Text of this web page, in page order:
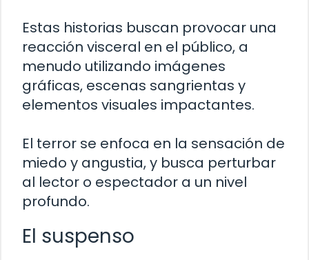
Estas historias buscan provocar una
reacción visceral en el público, a
menudo utilizando imágenes
gráficas, escenas sangrientas y
elementos visuales impactantes.
El terror se enfoca en la sensación de
miedo y angustia, y busca perturbar
al lector o espectador a un nivel
profundo.
El suspenso